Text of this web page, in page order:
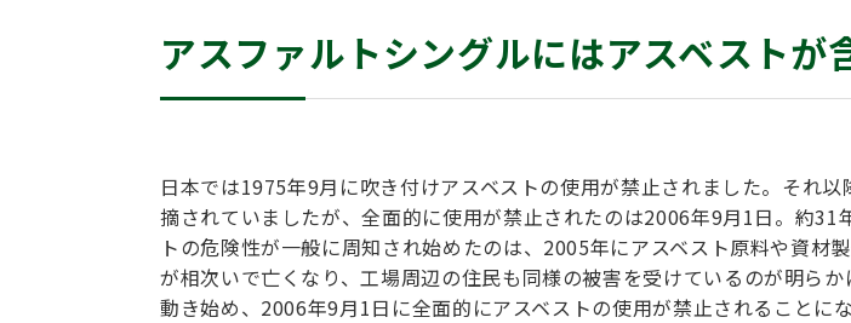
アスファルトシングルにはアスベストが
日本では1975年9月に吹き付けアスベストの使用が禁止されました。それ
摘されていましたが、全面的に使用が禁止されたのは2006年9月1日。約31
トの危険性が一般に周知され始めたのは、2005年にアスベスト原料や資材
が相次いで亡くなり、工場周辺の住民も同様の被害を受けているのが明ら
動き始め、2006年9月1日に全面的にアスベストの使用が禁止されることにな